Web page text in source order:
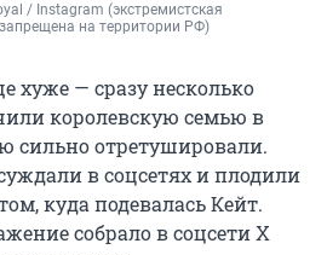
/ Instagram (экстремистская
на территории РФ)
хуже — сразу несколько
королевскую семью в
сильно отретушировали.
в соцсетях и плодили
куда подевалась Кейт.
собрало в соцсети Х